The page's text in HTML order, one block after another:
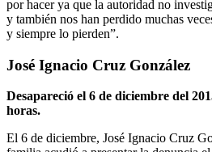
por hacer ya que la autoridad no
y también nos han perdido muchas
y siempre lo pierden”.
José Ignacio Cruz González
Desapareció el 6 de diciembre del
horas.
El 6 de diciembre, José Ignacio Cruz